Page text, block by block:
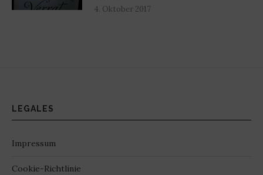
4. Oktober 2017
LEGALES
Impressum
Cookie-Richtlinie